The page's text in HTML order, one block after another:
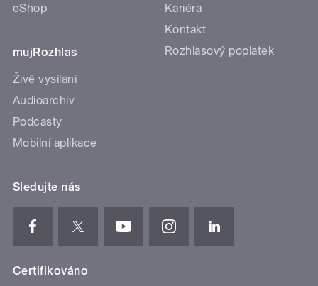
eShop
mujRozhlas
Živé vysílání
Audioarchiv
Podcasty
Mobilní aplikace
Kariéra
Kontakt
Rozhlasový poplatek
Sledujte nás
Certifikováno